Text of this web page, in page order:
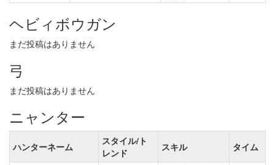
ヘビィボウガン
まだ投稿はありません
弓
まだ投稿はありません
ニャンター
ハンターネーム
スタイル/ト
レンド
スキル タイム